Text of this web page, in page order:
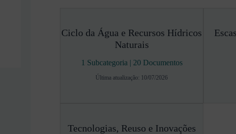
Ciclo da Água e Recursos Hídricos
Naturais
1 Subcategoria | 20 Documentos
Última atualização: 10/07/2026
Tecnologias, Reuso e Inovações